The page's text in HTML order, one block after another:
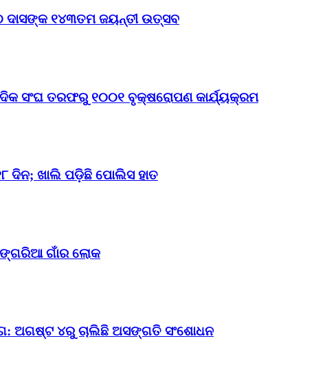
ଦାସଙ୍କ ୧୪୩ତମ ଜୟନ୍ତୀ ଉତ୍ସବ
ସଂଘ ତରଫରୁ ୧୦୦୧ ବୃକ୍ଷରୋପଣ କାର୍ଯ୍ୟକ୍ରମ
ଦିନ; ଖାଲି ପଡ଼ିଛି ପୋଲିସ ହାତ
ଗାଁର ଲୋକ
ଅଗଷ୍ଟ ୪ରୁ ଚାଲିଛି ଅସଙ୍ଗତି ସଂଶୋଧନ